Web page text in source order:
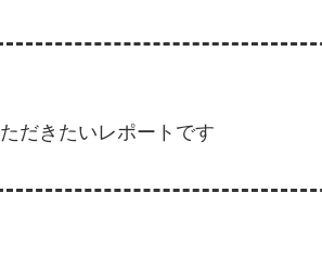
だきたいレポートです